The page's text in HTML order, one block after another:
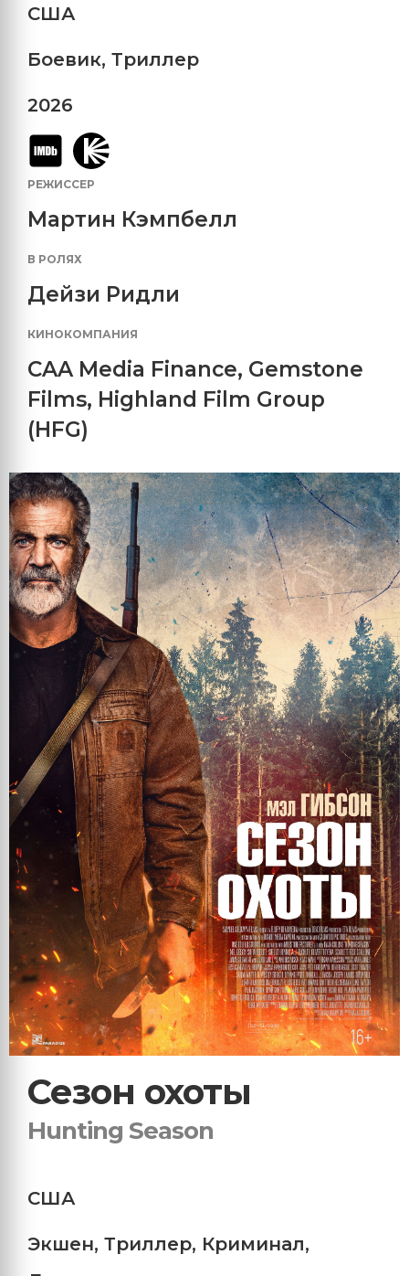
США
Боевик, Триллер
2026
РЕЖИССЕР
Мартин Кэмпбелл
В РОЛЯХ
Дейзи Ридли
КИНОКОМПАНИЯ
CAA Media Finance, Gemstone
Films, Highland Film Group
(HFG)
Сезон охоты
Hunting Season
США
Экшен, Триллер, Криминал,